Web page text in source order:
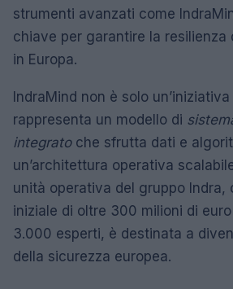
strumenti avanzati come
chiave per garantire la resilienza
in Europa.
IndraMind non è solo
rappresenta un modello di
integratoche sfrutta dati e
un’architettura operativa
unità operativa del gruppo Indra,
iniziale di oltre 300 milioni di
3.000 esperti, è destinata a
della sicurezza europea.